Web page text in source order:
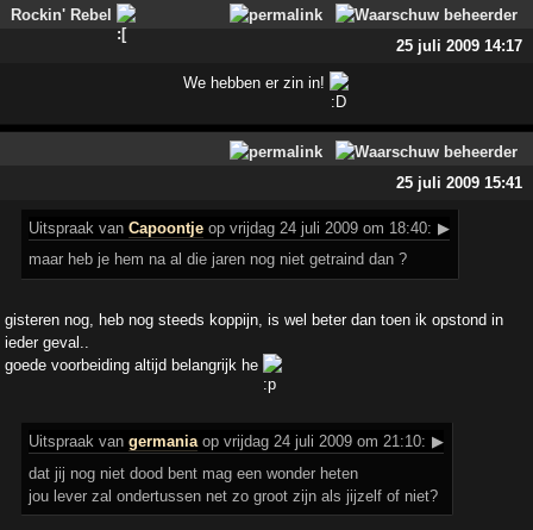
Rockin' Rebel
25 juli 2009 14:17
We hebben er zin in!
25 juli 2009 15:41
Uitspraak vanCapoontje op vrijdag 24 juli 2009 om 18:40: ▶
maar heb je hem na al die jaren nog niet getraind dan ?
gisteren nog, heb nog steeds koppijn, is wel beter dan toen ik opstond in
ieder geval..
goede voorbeiding altijd belangrijk he
Uitspraak vangermaniaop vrijdag 24 juli 2009 om 21:10: ▶
dat jij nog niet dood bent mag een wonder heten
jou lever zal ondertussen net zo groot zijn als jijzelf of niet?